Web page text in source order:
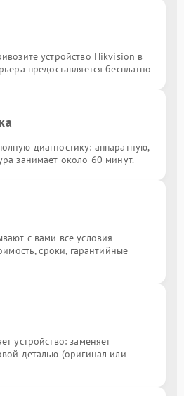
устройство Hikvision в
предоставляется бесплатно
диагностику: аппаратную,
занимает около 60 минут.
с вами все условия
сроки, гарантийные
устройство: заменяет
деталью (оригинал или